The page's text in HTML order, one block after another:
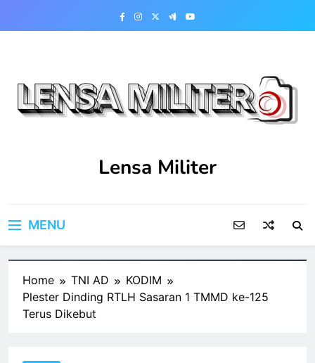
Lensa Militer
MENU
Home TNI AD
KODIM
Plester Dinding RTLH Sasaran 1 TMMD ke-125
Terus Dikebut